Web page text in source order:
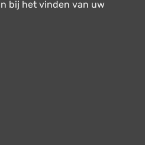
bij het vinden van uw